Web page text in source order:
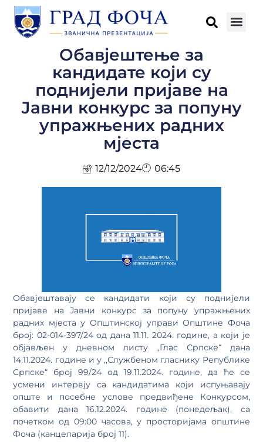
Обавјештење за
кандидате који су
поднијели пријаве на
Јавни конкурс за попуну
упражњених радних
мјеста
12/12/2024 06:45
Обавјештавају се кандидати који су поднијели
пријаве на Јавни конкурс за попуну упражњених
радних мјеста у Општинској управи Општине Фоча
број: 02-014-397/24 од дана 11.11. 2024. године, а који је
објављен у дневном листу ,,Глас Српске“ дана
14.11.2024. године и у ,,Службеном гласнику Републике
Српске“ број 99/24 од 19.11.2024. године, да ће се
усмени интервју са кандидатима који испуњавају
опште и посебне услове предвиђене Конкурсом,
обавити дана 16.12.2024. године (понедељак), са
почетком од 09:00 часова, у просторијама општине
Фоча (канцеларија број 11).